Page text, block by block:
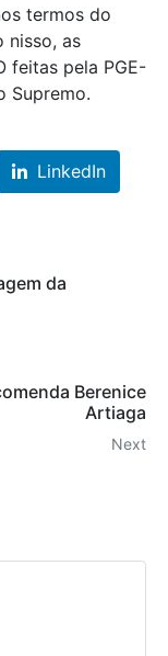
termos do
nisso, as
feitas pela PGE-
Supremo.
LinkedIn
da
Berenice
Artiaga
Next